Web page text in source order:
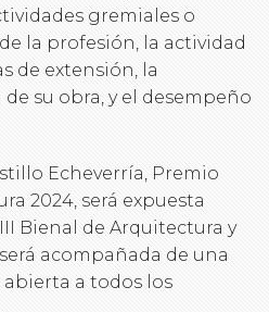
gremiales o
la profesión, la actividad
de extensión, la
su obra, y el desempeño
Echeverría, Premio
2024, será expuesta
Bienal de Arquitectura y
acompañada de una
a todos los